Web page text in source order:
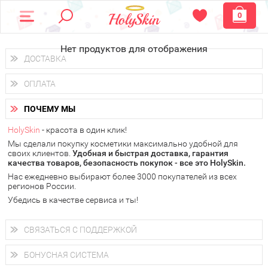
0
Нет продуктов для отображения
ДОСТАВКА
Доставка осуществляетсяпо всем городам России.
Вы можете выбрать доставку курьером, Почтой России или
получить заказ в пунктах выдачи PickPoint или пункте
самовывоза.
В 20 городах России доставка осуществляется ужена
следующий день.
у Вас всегда есть возможность получитьбесплатную
доставку от HolySkin.
подробнее об условиях доставки и оплаты в Вашем городе
ОПЛАТА
Вы можете оплатить свой заказ любым удобным способом:
наличными деньгами (
через интернет-банк (Альфа-банк, Сбербанк) и другими
электронными способами.
ПОЧЕМУ МЫ
HolySkin - красота в один клик!
Мы сделали покупку косметики максимально удобной для
своих клиентов. Удобная и быстрая доставка, гарантия
качества товаров, безопасность покупок - все это HolySkin.
Нас ежедневно выбирают более 3000 покупателей из всех
регионов России.
Убедись в качестве сервиса и ты!
СВЯЗАТЬСЯ С ПОДДЕРЖКОЙ
+7 (800) 707-24-55
Мы будем рады ответить на все Ваши вопросы по работе
магазина, проконсультировать по товарам, рассказать о
БОНУСНАЯ СИСТЕМА